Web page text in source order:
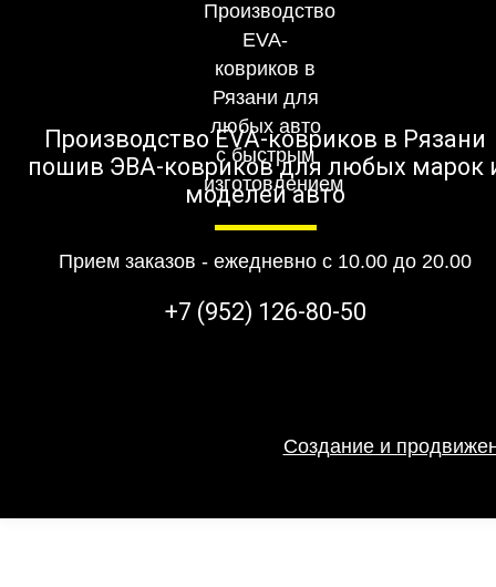
Производство EVA-ковриков в Рязани
пошив ЭВА-ковриков для любых марок
моделей авто
Прием заказов - ежедневно с 10.00 до 20.00
+7 (952) 126-80-50
Создание и